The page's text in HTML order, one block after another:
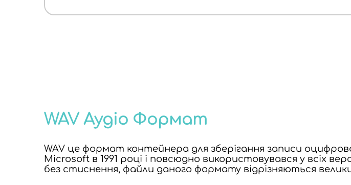
ФОРМАТІВ
WAV Аудіо Формат
WAV це формат контейнера для зберігання записи
Microsoft в 1991 році і повсюдно використовувався у всіх
без стиснення, файли даного формату відрізняються